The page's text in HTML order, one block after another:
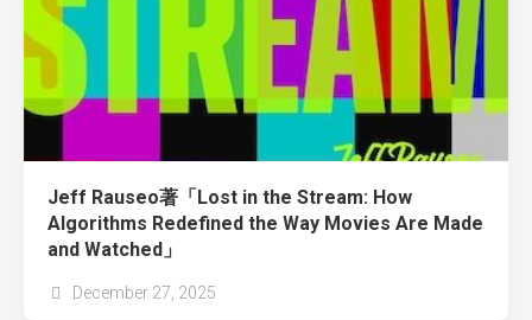
Jeff Rauseo著「Lost in the Stream: How
Algorithms Redefined the Way Movies Are Made
and Watched」
December 27, 2025